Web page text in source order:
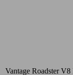
Vantage Roadster